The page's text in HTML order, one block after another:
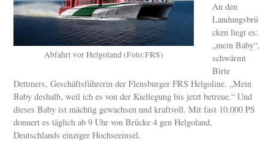
Abfahrt vor Helgoland (Foto:FRS)
An den
Landungsbrü
cken liegt es:
„mein Baby“,
schwärmt
Birte
Dettmers, Geschäftsführerin der Flensburger FRS Helgoline. „Mein
Baby deshalb, weil ich es von der Kiellegung bis jetzt betreue.“ Und
dieses Baby ist mächtig gewachsen und kraftvoll. Mit fast 10.000 PS
donnert es täglich ab 9 Uhr von Brücke 4 gen Helgoland,
Deutschlands einziger Hochseeinsel.